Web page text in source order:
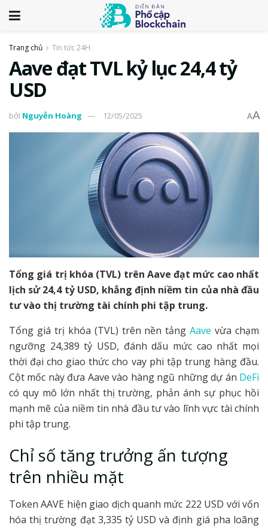
Trang chủ Tin tức 24H
Aave đạt TVL kỷ lục 24,4 tỷ
USD
bởi Nguyễn Hoàng 12/05/2025 AA
Tổng giá trị khóa (TVL) trên Aave đạt mức cao nhất
lịch sử 24,4 tỷ USD, khẳng định niềm tin của nhà đầu
tư vào thị trường tài chính phi tập trung.
Tổng giá trị khóa (TVL) trên nền tảngAave vừa chạm
ngưỡng 24,389 tỷ USD, đánh dấu mức cao nhất mọi
thời đại cho giao thức cho vay phi tập trung hàng đầu.
Cột mốc này đưa Aave vào hàng ngũ những dự án DeFi
có quy mô lớn nhất thị trường, phản ánh sự phục hồi
mạnh mẽ của niềm tin nhà đầu tư vào lĩnh vực tài chính
phi tập trung.
Chỉ số tăng trưởng ấn tượng
trên nhiều mặt
Token AAVE hiện giao dịch quanh mức 222 USD với vốn
hóa thị trường đạt 3,335 tỷ USD và định giá pha loãng